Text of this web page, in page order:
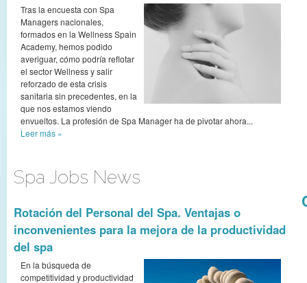
Tras la encuesta con Spa
Managers nacionales,
formados en la Wellness Spain
Academy, hemos podido
averiguar, cómo podría reflotar
el sector Wellness y salir
reforzado de esta crisis
sanitaria sin precedentes, en la
que nos estamos viendo
envueltos. La profesión de Spa Manager ha de pivotar ahora...
Leer más »
Spa Jobs News
Rotación del Personal del Spa. Ventajas o
inconvenientes para la mejora de la productividad
del spa
En la búsqueda de
competitividad y productividad